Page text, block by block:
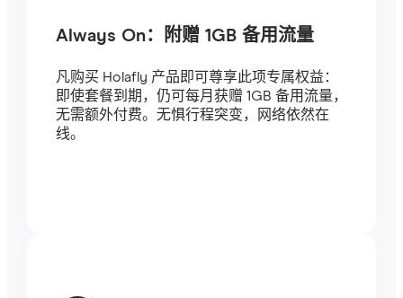
Always On：附赠 1GB 备用流量
凡购买 Holafly 产品即可尊享此项专属权益：
即使套餐到期，仍可每月获赠 1GB 备用流量，
无需额外付费。无惧行程突变，网络依然在
线。